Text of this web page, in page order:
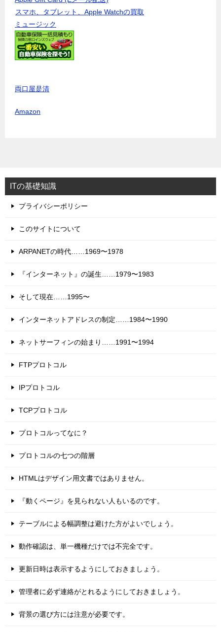
スマホ、タブレット、Apple Watchの買取
ミュージック
両口屋是清
Amazon
ITの基礎知識
プライバシーポリシー
このサイトについて
ARPANETの時代……1969〜1978
『インターネット』の誕生……1979〜1983
そして現在……1995〜
インターネットアドレスの制定……1984〜1990
ネットサーフィンの始まり……1991〜1994
FTPプロトコル
IPプロトコル
TCPプロトコル
プロトコルってなに？
プロトコルの七つの階層
HTMLはデザイン用文書ではありません。
『動くページ』を見られない人もいるのです。
テーブルによる幅調整は避けた方がよいでしょう。
動作確認は、単一機種だけでは不完全です。
更新日時は表示するようにしておきましょう。
管理者に必ず連絡がとれるようにしておきましょう。
背景の選び方には注意が必要です。